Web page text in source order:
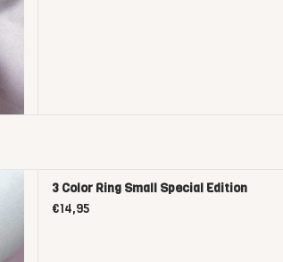
3 Color Ring Small Special Edition
€14,95